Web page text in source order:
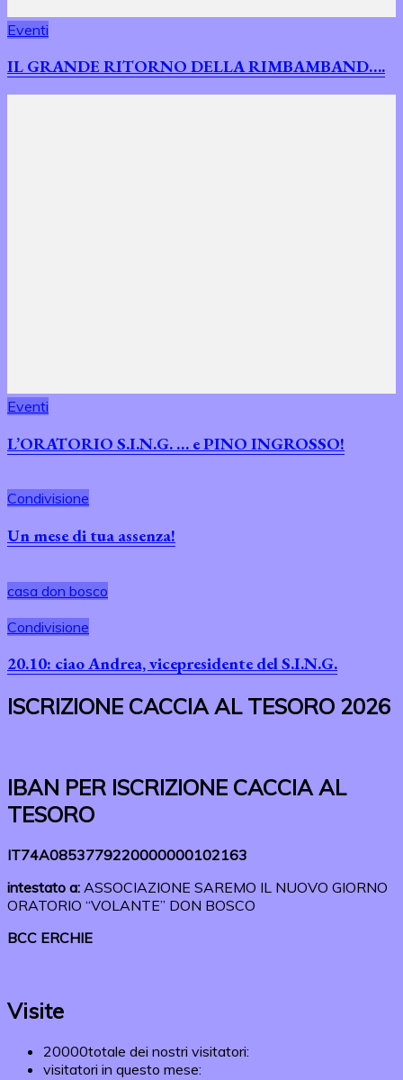
Eventi
IL GRANDE RITORNO DELLA RIMBAMBAND….
Eventi
L’ORATORIO S.I.N.G. … e PINO INGROSSO!
Condivisione
Un mese di tua assenza!
casa don bosco
Condivisione
20.10: ciao Andrea, vicepresidente del S.I.N.G.
ISCRIZIONE CACCIA AL TESORO 2026
IBAN PER ISCRIZIONE CACCIA AL
TESORO
IT74A0853779220000000102163
intestato a: ASSOCIAZIONE SAREMO IL NUOVO GIORNO
ORATORIO “VOLANTE” DON BOSCO
BCC ERCHIE
Visite
20000totale dei nostri visitatori:
visitatori in questo mese: